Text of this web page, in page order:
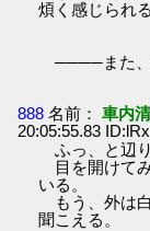
煩く感じられる
────また
888 名前： 車内
20:05:55.83
ふっ、と辺
目を開けて
いる。
もう、外は
聞こえる。